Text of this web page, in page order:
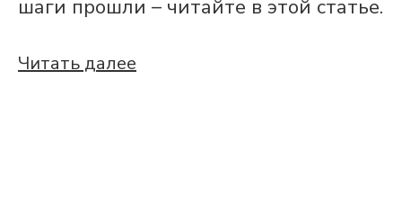
шаги прошли – читайте в этой статье.
Читать далее